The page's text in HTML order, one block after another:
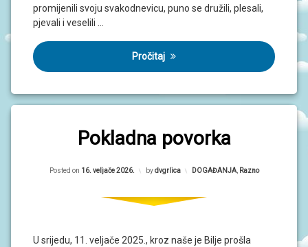
promijenili svoju svakodnevicu, puno se družili, plesali,
pjevali i veselili …
Pročitaj
Pokladna povorka
Posted on 16. veljače 2026. bydvgrlica Kategorije:
DOGAĐANJA, Razno
U srijedu, 11. veljače 2025., kroz naše je Bilje prošla